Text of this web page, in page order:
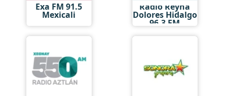
Exa FM 91.5
Mexicali
Radio Reyna
Dolores Hidalgo
96.3 FM